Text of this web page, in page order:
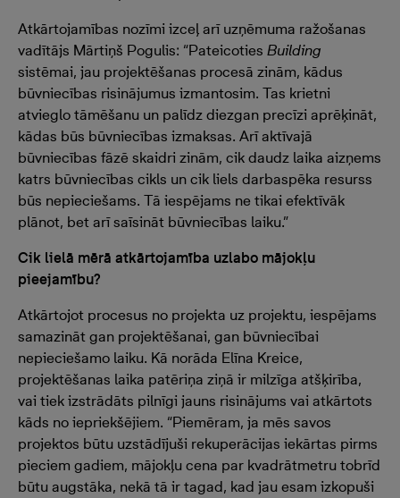
Atkārtojamības nozīmi izceļ arī uzņēmuma ražošanas
vadītājs Mārtiņš Pogulis: “Pateicoties Building
sistēmai, jau projektēšanas procesā zinām, kādus
būvniecības risinājumus izmantosim. Tas krietni
atvieglo tāmēšanu un palīdz diezgan precīzi aprēķināt,
kādas būs būvniecības izmaksas. Arī aktīvajā
būvniecības fāzē skaidri zinām, cik daudz laika aizņems
katrs būvniecības cikls un cik liels darbaspēka resurss
būs nepieciešams. Tā iespējams ne tikai efektīvāk
plānot, bet arī saīsināt būvniecības laiku.”
Cik lielā mērā atkārtojamība uzlabo mājokļu
pieejamību?
Atkārtojot procesus no projekta uz projektu, iespējams
samazināt gan projektēšanai, gan būvniecībai
nepieciešamo laiku. Kā norāda Elīna Kreice,
projektēšanas laika patēriņa ziņā ir milzīga atšķirība,
vai tiek izstrādāts pilnīgi jauns risinājums vai atkārtots
kāds no iepriekšējiem. “Piemēram, ja mēs savos
projektos būtu uzstādījuši rekuperācijas iekārtas pirms
pieciem gadiem, mājokļu cena par kvadrātmetru tobrīd
būtu augstāka, nekā tā ir tagad, kad jau esam izkopuši